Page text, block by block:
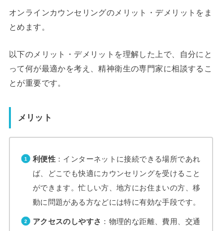
オンラインカウンセリングのメリット・デメリットをま
とめます。
以下のメリット・デメリットを理解した上で、自分にと
って何が最適かを考え、精神衛生の専門家に相談するこ
とが重要です。
メリット
利便性 ：インターネットに接続できる場所であれ
ば、どこでも快適にカウンセリングを受けること
ができます。忙しい方、地方にお住まいの方、移
動に問題がある方などには特に有効な手段です。
アクセスのしやすさ ：物理的な距離、費用、交通